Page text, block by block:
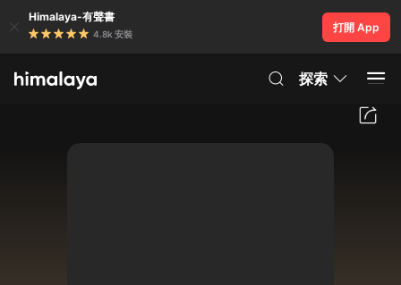
Himalaya-有聲書
4.8k 安裝
打開 App
探索